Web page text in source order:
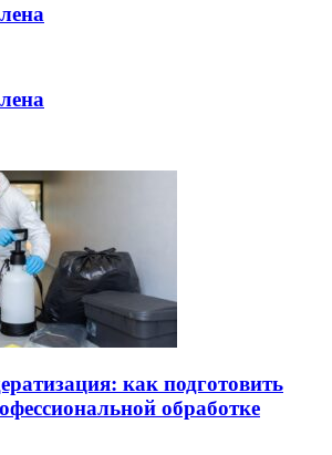
как подготовить
обработке